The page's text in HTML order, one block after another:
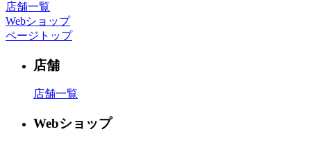
店舗一覧
Webショップ
ページトップ
店舗
店舗一覧
Webショップ